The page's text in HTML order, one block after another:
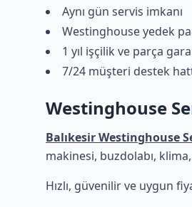
Aynı gün servis imkanı
Westinghouse yedek
1 yıl işçilik ve parça
7/24 müşteri destek
Westinghouse
Balıkesir Westinghouse
makinesi, buzdolabı,
Hızlı, güvenilir ve uygun